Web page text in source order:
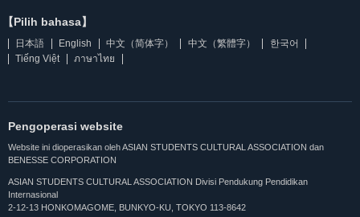
【Pilih bahasa】
日本語 English 中文（简体字） 中文（繁體字）
한국어
Tiếng Việt
ภาษาไทย
Pengoperasi website
Website ini dioperasikan oleh ASIAN STUDENTS CULTURAL ASSOCIATION dan
BENESSE CORPORATION
ASIAN STUDENTS CULTURAL ASSOCIATION Divisi Pendukung Pendidikan
Internasional
2-12-13 HONKOMAGOME, BUNKYO-KU, TOKYO 113-8642